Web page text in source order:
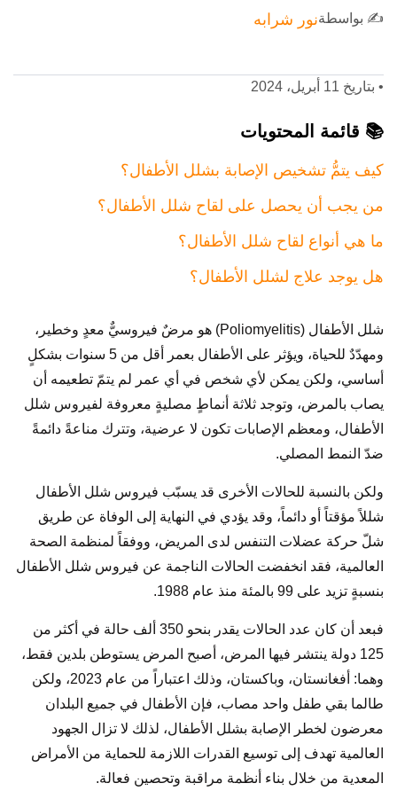
✍️ بواسطةنور شرابه
• بتاريخ 11 أبريل، 2024
📚 قائمة المحتويات
كيف يتمُّ تشخيص الإصابة بشلل الأطفال؟
من يجب أن يحصل على لقاح شلل الأطفال؟
ما هي أنواع لقاح شلل الأطفال؟
هل يوجد علاج لشلل الأطفال؟
شلل الأطفال (Poliomyelitis) هو مرضٌ فيروسيٌّ معدٍ وخطير،
ومهدّدٌ للحياة، ويؤثر على الأطفال بعمر أقل من 5 سنوات بشكلٍ
أساسي، ولكن يمكن لأي شخص في أي عمر لم يتمّ تطعيمه أن
يصاب بالمرض، وتوجد ثلاثة أنماطٍ مصليةٍ معروفة لفيروس شلل
الأطفال، ومعظم الإصابات تكون لا عرضية، وتترك مناعةً دائمةً
ضدّ النمط المصلي.
ولكن بالنسبة للحالات الأخرى قد يسبّب فيروس شلل الأطفال
شللاً مؤقتاً أو دائماً، وقد يؤدي في النهاية إلى الوفاة عن طريق
شلّ حركة عضلات التنفس لدى المريض، ووفقاً لمنظمة الصحة
العالمية، فقد انخفضت الحالات الناجمة عن فيروس شلل الأطفال
بنسبةٍ تزيد على 99 بالمئة منذ عام 1988.
فبعد أن كان عدد الحالات يقدر بنحو 350 ألف حالة في أكثر من
125 دولة ينتشر فيها المرض، أصبح المرض يستوطن بلدين فقط،
وهما: أفغانستان، وباكستان، وذلك اعتباراً من عام 2023، ولكن
طالما بقي طفل واحد مصاب، فإن الأطفال في جميع البلدان
معرضون لخطر الإصابة بشلل الأطفال، لذلك لا تزال الجهود
العالمية تهدف إلى توسيع القدرات اللازمة للحماية من الأمراض
المعدية من خلال بناء أنظمة مراقبة وتحصين فعالة.